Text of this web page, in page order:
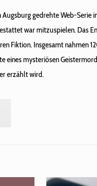
Augsburg gedrehte Web-
war mitzuspielen. Das
Fiktion. Insgesamt nahmen
eines mysteriösen
erzählt wird.